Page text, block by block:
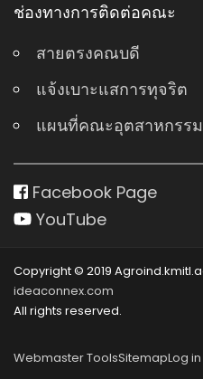
ช่องทางการติดต่อคณะ
สายตรงคณบดี
แจ้งเบาะแสการทุจริต
แผนที่คณะอุตสาหกรร
Facebook Page
YouTube
Copyright © 2019
ideaconnex.com
All rights reserved.
Webmaster ToolsSitemapLog in